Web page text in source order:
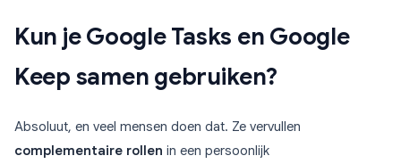
Kun je Google Tasks en Google
Keep samen gebruiken?
Absoluut, en veel mensen doen dat. Ze vervullen
complementaire rollen in een persoonlijk